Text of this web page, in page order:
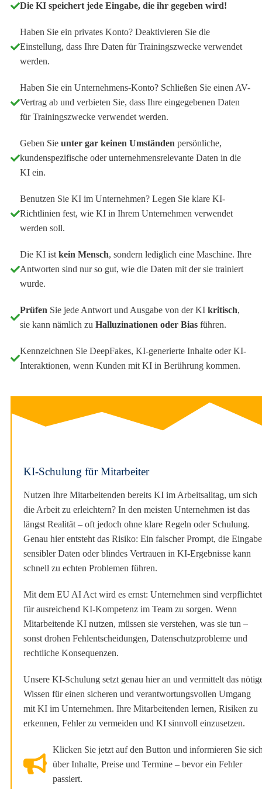
Die KI speichert jede Eingabe, die ihr gegeben wird!
Haben Sie ein privates Konto? Deaktivieren Sie die
Einstellung, dass Ihre Daten für Trainingszwecke verwendet
werden.
Haben Sie ein Unternehmens-Konto? Schließen Sie einen AV-
Vertrag ab und verbieten Sie, dass Ihre eingegebenen Daten
für Trainingszwecke verwendet werden.
Geben Sie unter gar keinen Umständen persönliche,
kundenspezifische oder unternehmensrelevante Daten in die
KI ein.
Benutzen Sie KI im Unternehmen? Legen Sie klare KI-
Richtlinien fest, wie KI in Ihrem Unternehmen verwendet
werden soll.
Die KI ist kein Mensch, sondern lediglich eine Maschine. Ihre
Antworten sind nur so gut, wie die Daten mit der sie trainiert
wurde.
Prüfen Sie jede Antwort und Ausgabe von der KI kritisch,
sie kann nämlich zu Halluzinationen oder Bias führen.
Kennzeichnen Sie DeepFakes, KI-generierte Inhalte oder KI-
Interaktionen, wenn Kunden mit KI in Berührung kommen.
KI-Schulung für Mitarbeiter
Nutzen Ihre Mitarbeitenden bereits KI im Arbeitsalltag, um sich
die Arbeit zu erleichtern? In den meisten Unternehmen ist das
längst Realität – oft jedoch ohne klare Regeln oder Schulung.
Genau hier entsteht das Risiko: Ein falscher Prompt, die Eingabe
sensibler Daten oder blindes Vertrauen in KI-Ergebnisse kann
schnell zu echten Problemen führen.
Mit dem EU AI Act wird es ernst: Unternehmen sind
für ausreichend KI-Kompetenz im Team zu sorgen. Wenn
Mitarbeitende KI nutzen, müssen sie verstehen, was sie tun –
sonst drohen Fehlentscheidungen, Datenschutzprobleme und
rechtliche Konsequenzen.
Unsere KI-Schulung setzt genau hier an und vermittelt das
Wissen für einen sicheren und verantwortungsvollen Umgang
mit KI im Unternehmen. Ihre Mitarbeitenden lernen, Risiken zu
erkennen, Fehler zu vermeiden und KI sinnvoll einzusetzen.
Klicken Sie jetzt auf den Button und informieren Sie
über Inhalte, Preise und Termine – bevor ein Fehler
passiert.